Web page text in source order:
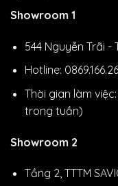
Showroom 1
544 Nguyễn Trãi -
Hotline:
Thời gian làm
trong tuần)
Showroom 2
Tầng 2, TTTM